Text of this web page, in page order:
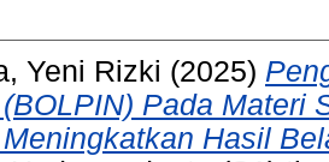
Yeni Rizki (2025)
Pada Materi
Hasil